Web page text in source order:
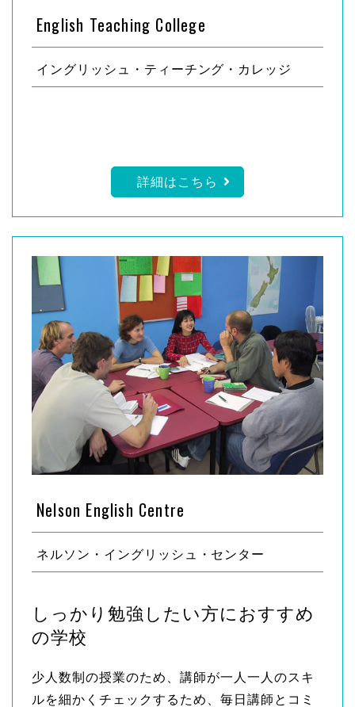
English Teaching College
イングリッシュ・ティーチング・カレッジ
詳細はこちら
Nelson English Centre
ネルソン・イングリッシュ・センター
しっかり勉強したい方におすすめ
の学校
少人数制の授業のため、講師が一人一人のスキ
ルを細かくチェックするため、毎日講師とコミ